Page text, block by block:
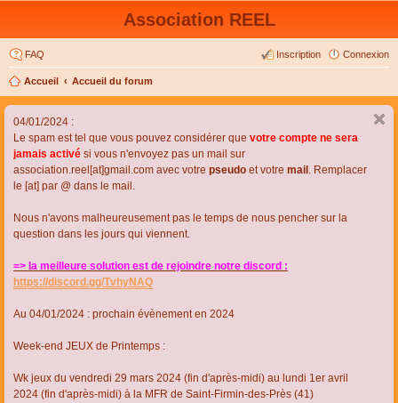
Association REEL
FAQ Connexion
Inscription
Accueil Accueil du forum
04/01/2024 :
Le spam est tel que vous pouvez considérer que votre compte ne sera
jamais activé si vous n'envoyez pas un mail sur
association.reel[at]gmail.com avec votre pseudo et votre mail . Remplacer
le [at] par @ dans le mail.
Nous n'avons malheureusement pas le temps de nous pencher sur la
question dans les jours qui viennent.
=> la meilleure solution est de rejoindre notre discord :
https://discord.gg/TvhyNAQ
Au 04/01/2024 : prochain évènement en 2024
Week-end JEUX de Printemps :
Wk jeux du vendredi 29 mars 2024 (fin d'après-midi) au lundi 1er avril
2024 (fin d'après-midi) à la MFR de Saint-Firmin-des-Près (41)